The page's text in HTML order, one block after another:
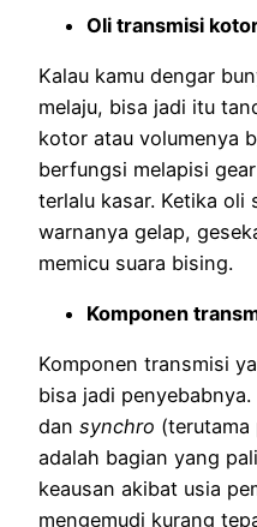
Oli transmisi
Kalau kamu dengar
melaju, bisa jadi itu
kotor atau volumenya
berfungsi melapisi
terlalu kasar. Ketika oli
warnanya gelap,
memicu suara bising.
Komponen
Komponen transmisi
bisa jadi penyebabnya.
dan synchro (terutama
adalah bagian yang
keausan akibat usia
mengemudi kurang